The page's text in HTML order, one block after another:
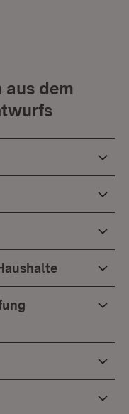
dem